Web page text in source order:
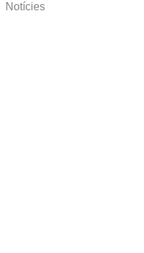
Notícies